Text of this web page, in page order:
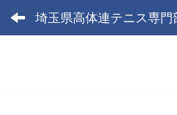
埼玉県高体連テニス専門